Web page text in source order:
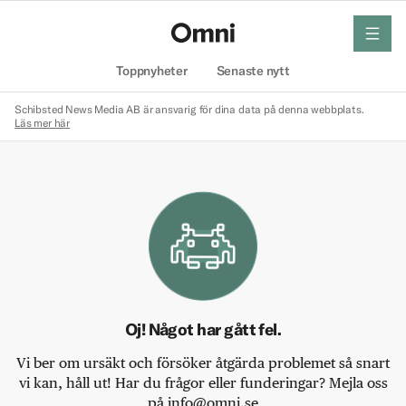
Toppnyheter Senaste nytt
meny
Schibsted News Media AB är ansvarig för dina data på denna webbplats.
Läs mer här
Oj! Något har gått fel.
Vi ber om ursäkt och försöker åtgärda problemet så snart
vi kan, håll ut! Har du frågor eller funderingar? Mejla oss